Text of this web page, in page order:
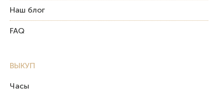
Наш блог
FAQ
ВЫКУП
Часы